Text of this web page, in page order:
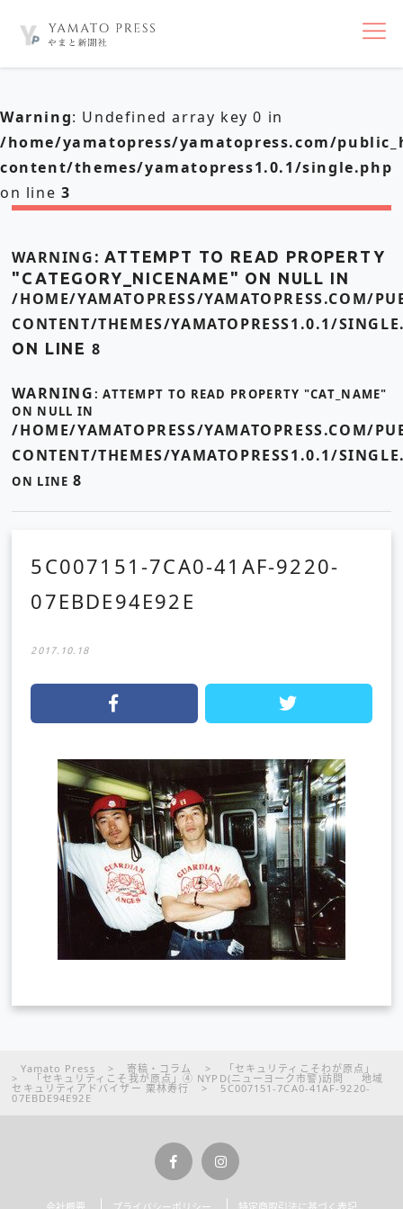
nav
Warning: Undefined array key 0 in
/home/yamatopress/yamatopress.com/
content/themes/yamatopress1.0.1/single.php
on line 3
WARNING : ATTEMPT TO READ PROPERTY
"CATEGORY_NICENAME" ON NULL IN
/HOME/YAMATOPRESS/YAMATOPRESS.COM/
CONTENT/THEMES/YAMATOPRESS1.0.1/
ON LINE 8
WARNING: ATTEMPT TO READ PROPERTY "CAT_NAME"
ON NULL IN
/HOME/YAMATOPRESS/YAMATOPRESS.COM/
CONTENT/THEMES/YAMATOPRESS1.0.1/
ON LINE 8
5C007151-7CA0-41AF-9220-
07EBDE94E92E
2017.10.18
Yamato Press > 寄稿・コラム > 「セキュリティこそわが原点」
> 「セキュリティこそ我が原点」④ NYPD(ニューヨーク市警)訪問 地域
セキュリティアドバイザー 栗林寿行 > 5C007151-7CA0-41AF-9220-
07EBDE94E92E